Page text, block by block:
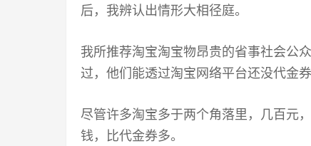
后，我辨认出情形大相径庭。
我所推荐淘宝淘宝物昂贵的省事社会公
过，他们能透过淘宝网络平台还没代金
尽管许多淘宝多于两个角落里，几百元
钱，比代金券多。